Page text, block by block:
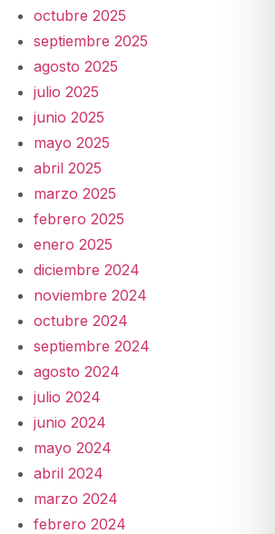
octubre 2025
septiembre 2025
agosto 2025
julio 2025
junio 2025
mayo 2025
abril 2025
marzo 2025
febrero 2025
enero 2025
diciembre 2024
noviembre 2024
octubre 2024
septiembre 2024
agosto 2024
julio 2024
junio 2024
mayo 2024
abril 2024
marzo 2024
febrero 2024